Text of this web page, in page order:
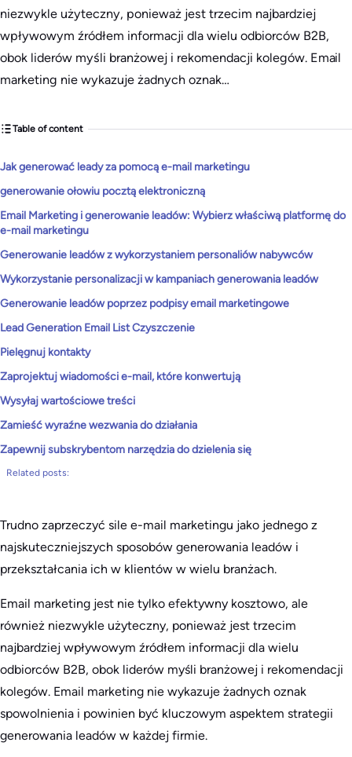
niezwykle użyteczny, ponieważ jest trzecim najbardziej
wpływowym źródłem informacji dla wielu odbiorców B2B,
obok liderów myśli branżowej i rekomendacji kolegów. Email
marketing nie wykazuje żadnych oznak…
Table of content
Jak generować leady za pomocą e-mail marketingu
generowanie ołowiu pocztą elektroniczną
Email Marketing i generowanie leadów: Wybierz właściwą platformę do
e-mail marketingu
Generowanie leadów z wykorzystaniem personaliów nabywców
Wykorzystanie personalizacji w kampaniach generowania leadów
Generowanie leadów poprzez podpisy email marketingowe
Lead Generation Email List Czyszczenie
Pielęgnuj kontakty
Zaprojektuj wiadomości e-mail, które konwertują
Wysyłaj wartościowe treści
Zamieść wyraźne wezwania do działania
Zapewnij subskrybentom narzędzia do dzielenia się
Related posts:
Trudno zaprzeczyć sile e-mail marketingu jako jednego z
najskuteczniejszych sposobów generowania leadów i
przekształcania ich w klientów w wielu branżach.
Email marketing jest nie tylko efektywny kosztowo, ale
również niezwykle użyteczny, ponieważ jest trzecim
najbardziej wpływowym źródłem informacji dla wielu
odbiorców B2B, obok liderów myśli branżowej i rekomendacji
kolegów. Email marketing nie wykazuje żadnych oznak
spowolnienia i powinien być kluczowym aspektem strategii
generowania leadów w każdej firmie.